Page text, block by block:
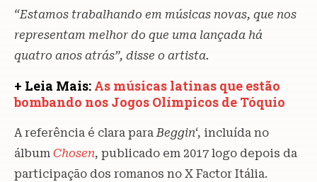
“Estamos trabalhando em músicas novas, que nos
representam melhor do que uma lançada há
quatro anos atrás”, disse o artista.
+ Leia Mais: As músicas latinas que estão
bombando nos Jogos Olímpicos de Tóquio
A referência é clara paraBeggin‘, incluída no
álbum Chosen, publicado em 2017 logo depois da
participação dos romanos no X Factor Itália.